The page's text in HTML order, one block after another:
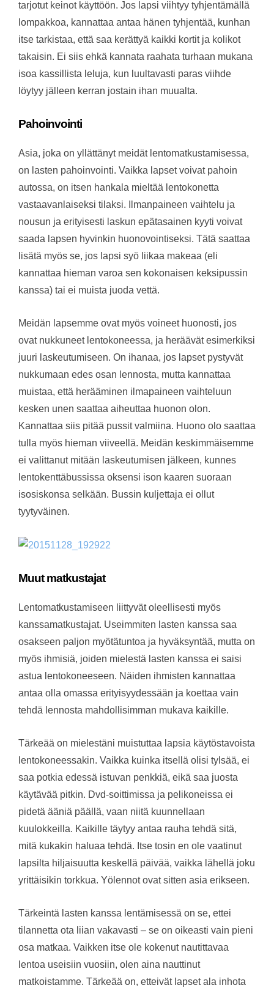
tarjotut keinot käyttöön. Jos lapsi viihtyy tyhjentämällä
lompakkoa, kannattaa antaa hänen tyhjentää, kunhan
itse tarkistaa, että saa kerättyä kaikki kortit ja kolikot
takaisin. Ei siis ehkä kannata raahata turhaan mukana
isoa kassillista leluja, kun luultavasti paras viihde
löytyy jälleen kerran jostain ihan muualta.
Pahoinvointi
Asia, joka on yllättänyt meidät lentomatkustamisessa,
on lasten pahoinvointi. Vaikka lapset voivat pahoin
autossa, on itsen hankala mieltää lentokonetta
vastaavanlaiseksi tilaksi. Ilmanpaineen vaihtelu ja
nousun ja erityisesti laskun epätasainen kyyti voivat
saada lapsen hyvinkin huonovointiseksi. Tätä saattaa
lisätä myös se, jos lapsi syö liikaa makeaa (eli
kannattaa hieman varoa sen kokonaisen keksipussin
kanssa) tai ei muista juoda vettä.
Meidän lapsemme ovat myös voineet huonosti, jos
ovat nukkuneet lentokoneessa, ja heräävät esimerkiksi
juuri laskeutumiseen. On ihanaa, jos lapset pystyvät
nukkumaan edes osan lennosta, mutta kannattaa
muistaa, että herääminen ilmapaineen vaihteluun
kesken unen saattaa aiheuttaa huonon olon.
Kannattaa siis pitää pussit valmiina. Huono olo saattaa
tulla myös hieman viiveellä. Meidän keskimmäisemme
ei valittanut mitään laskeutumisen jälkeen, kunnes
lentokenttäbussissa oksensi ison kaaren suoraan
isosiskonsa selkään. Bussin kuljettaja ei ollut
tyytyväinen.
Muut matkustajat
Lentomatkustamiseen liittyvät oleellisesti myös
kanssamatkustajat. Useimmiten lasten kanssa saa
osakseen paljon myötätuntoa ja hyväksyntää, mutta on
myös ihmisiä, joiden mielestä lasten kanssa ei saisi
astua lentokoneeseen. Näiden ihmisten kannattaa
antaa olla omassa erityisyydessään ja koettaa vain
tehdä lennosta mahdollisimman mukava kaikille.
Tärkeää on mielestäni muistuttaa lapsia käytöstavoista
lentokoneessakin. Vaikka kuinka itsellä olisi tylsää, ei
saa potkia edessä istuvan penkkiä, eikä saa juosta
käytävää pitkin. Dvd-soittimissa ja pelikoneissa ei
pidetä ääniä päällä, vaan niitä kuunnellaan
kuulokkeilla. Kaikille täytyy antaa rauha tehdä sitä,
mitä kukakin haluaa tehdä. Itse tosin en ole vaatinut
lapsilta hiljaisuutta keskellä päivää, vaikka lähellä joku
yrittäisikin torkkua. Yölennot ovat sitten asia erikseen.
Tärkeintä lasten kanssa lentämisessä on se, ettei
tilannetta ota liian vakavasti – se on oikeasti vain pieni
osa matkaa. Vaikken itse ole kokenut nautittavaa
lentoa useisiin vuosiin, olen aina nauttinut
matkoistamme. Tärkeää on, etteivät lapset ala inhota